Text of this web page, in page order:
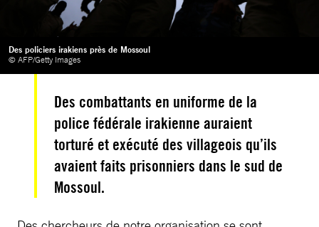
Des policiers irakiens près de Mossoul
© AFP/Getty Images
Des combattants en uniforme de la
police fédérale irakienne auraient
torturé et exécuté des villageois qu’ils
avaient faits prisonniers dans le sud de
Mossoul.